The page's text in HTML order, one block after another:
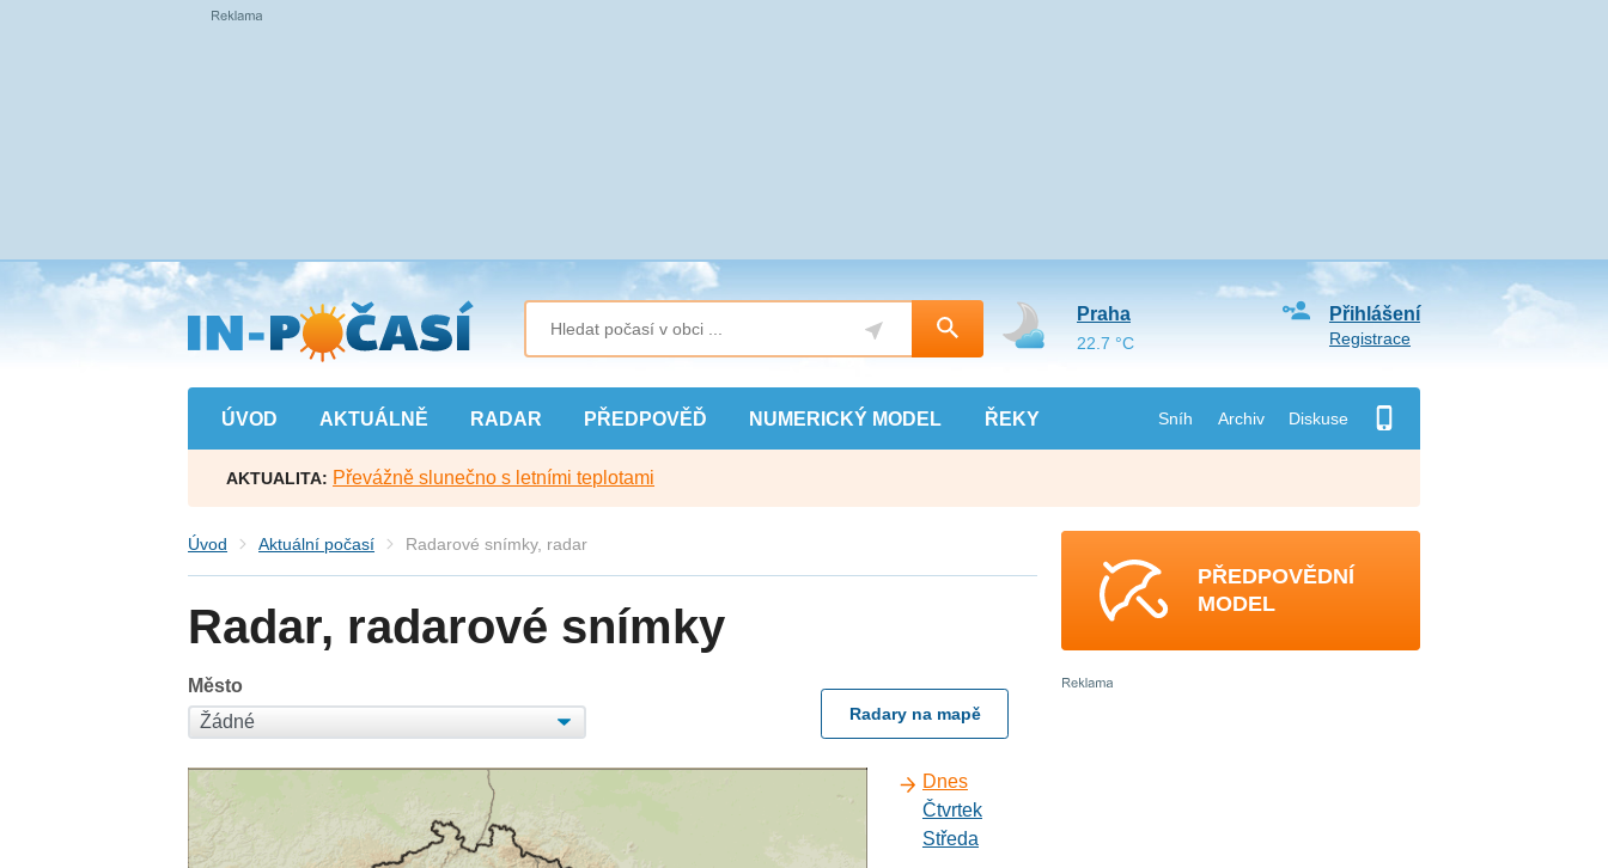
Přejít
na
hlavní
obsah
ÚVOD AKTUÁLNĚ RADAR PŘEDPOVĚĎ NUMERICKÝ MODEL ŘEKY Sníh Archiv Diskuse
Přihlášení
Registrace
Praha
22.7 °C
AKTUALITA: Převážně slunečno s letními teplotami
Úvod Aktuální počasí Radarové snímky, radar
Radar, radarové snímky
Město
Radary na mapě
Dnes
Čtvrtek
Středa
PŘEDPOVĚDNÍ
MODEL